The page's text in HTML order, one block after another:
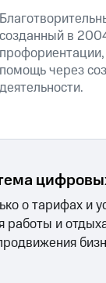
созданный в
помощь через
деятельности.
о тарифах и
и